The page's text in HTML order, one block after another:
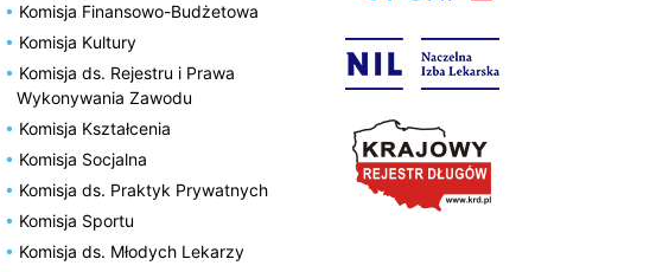
Komisja Finansowo-Budżetowa
Komisja Kultury
Komisja ds. Rejestru i Prawa
Wykonywania Zawodu
Komisja Kształcenia
Komisja Socjalna
Komisja ds. Praktyk Prywatnych
Komisja Sportu
Komisja ds. Młodych Lekarzy